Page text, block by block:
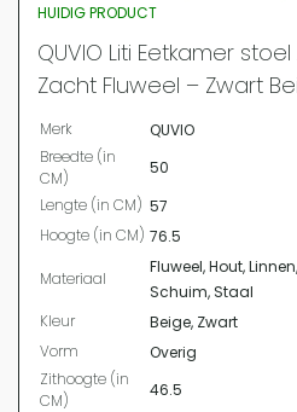
HUIDIG PRODUCT
QUVIO Liti Eetkamer
Zacht Fluweel – Zwart
Merk
QUVIO
Breedte (in
CM)
50
Lengte (in CM) 57
Hoogte (in CM) 76.5
Materiaal
Fluweel, Hout,
Schuim, Staal
Kleur
Beige, Zwart
Vorm
Overig
Zithoogte (in
CM)
46.5